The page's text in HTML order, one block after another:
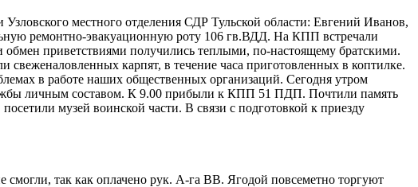
Узловского местного отделения СДР Тульской области: Евгений Иванов,
ремонтно-эвакуационную роту 106 гв.ВДД. На КПП встречали
приветствиями получились теплыми, по-настоящему братскими.
карпят, в течение часа приготовленных в коптилке.
в работе наших общественных организаций. Сегодня утром
личным составом. К 9.00 прибыли к КПП 51 ПДП. Почтили память
музей воинской части. В связи с подготовкой к приезду
смогли, так как оплачено рук. А-га ВВ. Ягодой повсеметно торгуют